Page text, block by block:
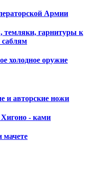
Армии
темляки, гарнитуры к
холодное оружие
и авторские ножи
- ками
мачете